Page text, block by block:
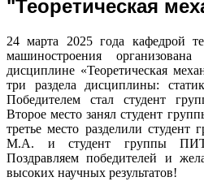
"Теоретическая
24 марта 2025 года кафедрой
машиностроения
дисциплине «Теоретическая
три раздела дисциплины:
Победителем стал студент
Второе место занял студент
третье место разделили
М.А. и студент группы
Поздравляем победителей и
высоких научных результатов!